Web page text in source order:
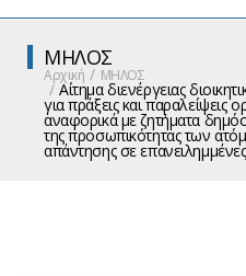
ΜΗΛΟΣ
Αρχική ΜΗΛΟΣ
Αίτημα διενέργειας
για πράξεις και
αναφορικά με ζητήματα
της προσωπικότητας των
απάντησης σε